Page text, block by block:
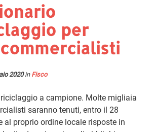
per
2020in Fisco
a campione. Molte migliaia
saranno tenuti, entro il 28
al proprio ordine locale risposte in